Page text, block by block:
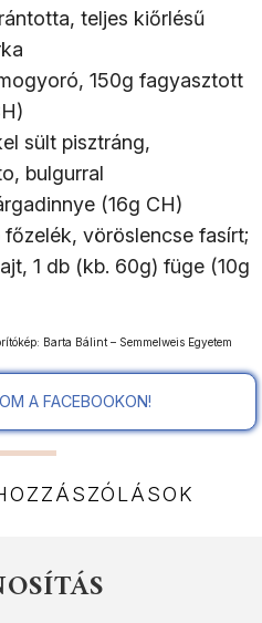
teljes kiőrlésű
150g fagyasztott
sült pisztráng,
bulgurral
(16g CH)
főzelék, vöröslencse fasírt;
1 db (kb. 60g) füge (10g
Barta Bálint – Semmelweis Egyetem
A FACEBOOKON!